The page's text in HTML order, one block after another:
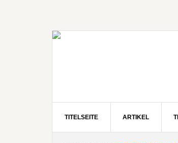
TITELSEITE ARTIKEL